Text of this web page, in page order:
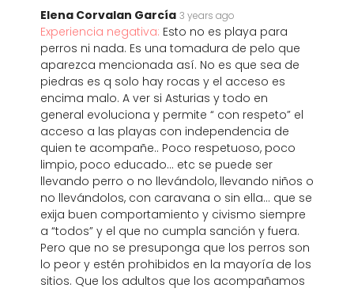
Elena Corvalan García 3 years ago
Experiencia negativa: Esto no es playa para
perros ni nada. Es una tomadura de pelo que
aparezca mencionada así. No es que sea de
piedras es q solo hay rocas y el acceso es
encima malo. A ver si Asturias y todo en
general evoluciona y permite “ con respeto” el
acceso a las playas con independencia de
quien te acompañe.. Poco respetuoso, poco
limpio, poco educado… etc se puede ser
llevando perro o no llevándolo, llevando niños o
no llevándolos, con caravana o sin ella… que se
exija buen comportamiento y civismo siempre
a “todos” y el que no cumpla sanción y fuera.
Pero que no se presuponga que los perros son
lo peor y estén prohibidos en la mayoría de los
sitios. Que los adultos que los acompañamos